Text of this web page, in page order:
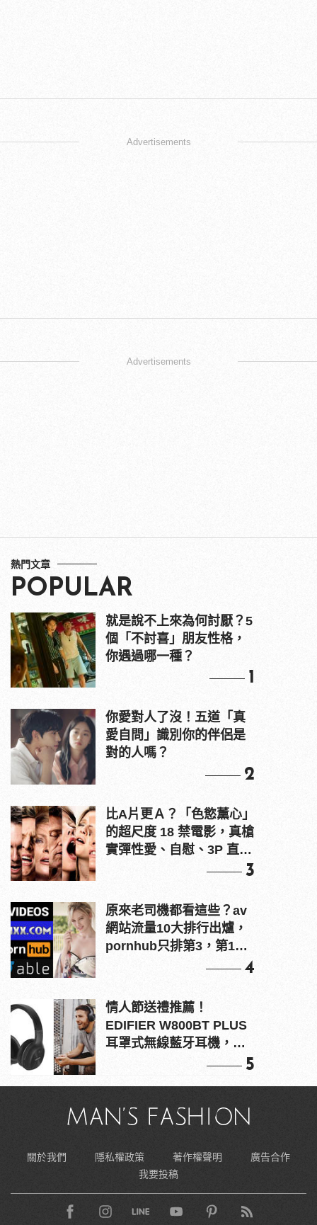
Advertisements
Advertisements
熱門文章
POPULAR
就是說不上來為何討厭？5
個「不討喜」朋友性格，
你遇過哪一種？
1
你愛對人了沒！五道「真
愛自問」識別你的伴侶是
對的人嗎？
2
比A片更Ａ？「色慾薰心」
的超尺度 18 禁電影，真槍
實彈性愛、自慰、3P 直接
3
原來老司機都看這些？av
網站流量10大排行出爐，
pornhub只排第3，第1名
4
情人節送禮推薦！
EDIFIER W800BT PLUS
耳罩式無線藍牙耳機，在
5
關於我們 隱私權政策 著作權聲明
廣告合作
我要投稿